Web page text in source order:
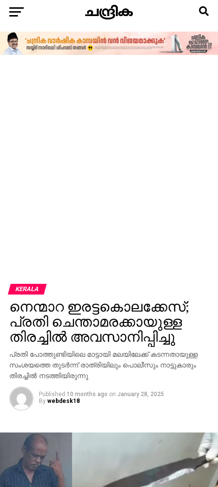
KERALA
നെന്മാറ ഇരട്ടകൊലക്കേസ്;
പ്രതി ചെന്താമരക്കായുള്ള
തിരച്ചില്‍ അവസാനിപ്പിച്ചു
പ്രതി പോത്തുണ്ടിയിലെ മാട്ടായി മലയിലേക്ക് കടന്നതായുള്ള
സംശയത്തെ തുടര്‍ന്ന് രാത്രിയിലും പൊലീസും നാട്ടുകാരും
തിരച്ചില്‍ നടത്തിയിരുന്നു
Published 10 months ago on January 28, 2025
By webdesk18